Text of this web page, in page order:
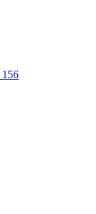
156